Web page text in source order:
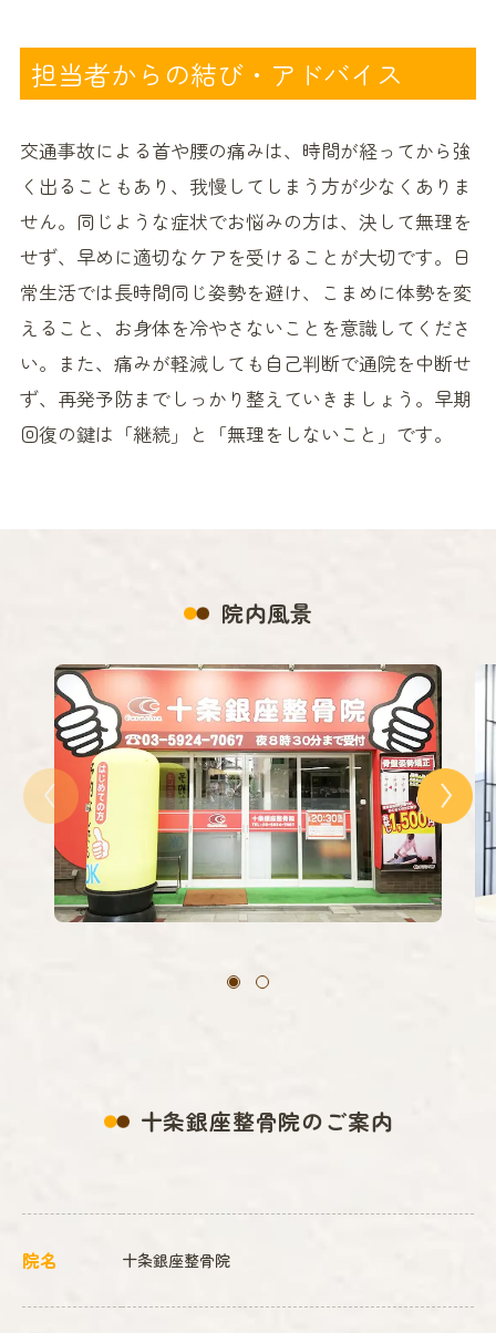
担当者からの結び・アドバイス
交通事故による首や腰の痛みは、時間が経ってから強
く出ることもあり、我慢してしまう方が少なくありま
せん。同じような症状でお悩みの方は、決して無理を
せず、早めに適切なケアを受けることが大切です。日
常生活では長時間同じ姿勢を避け、こまめに体勢を変
えること、お身体を冷やさないことを意識してくださ
い。また、痛みが軽減しても自己判断で通院を中断せ
ず、再発予防までしっかり整えていきましょう。早期
回復の鍵は「継続」と「無理をしないこと」です。
院内風景
十条銀座整骨院のご案内
院名 十条銀座整骨院